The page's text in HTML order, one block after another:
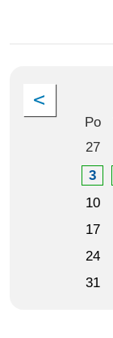
Po
27
3
10
17
24
31